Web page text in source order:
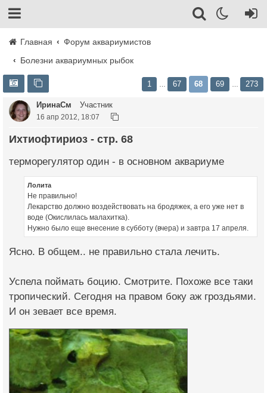
Главная
Форум аквариумистов
Болезни аквариумных рыбок
1 67 68 69 273
ИринаСм Участник
16 апр 2012, 18:07
Ихтиофтириоз - стр. 68
терморегулятор один - в основном аквариуме
Лолита
Не правильно!
Лекарство должно воздействовать на бродяжек, а его уже нет в
воде (Окислилась малахитка).
Нужно было еще внесение в субботу (вчера) и завтра 17 апреля.
Ясно. В общем.. не правильно стала лечить.
Успела поймать боцию. Смотрите. Похоже все таки
тропический. Сегодня на правом боку аж гроздьями.
И он зевает все время.